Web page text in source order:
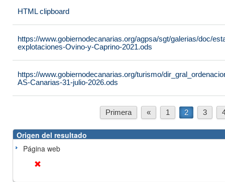
HTML clipboard
https://www.gobiernodecanarias.org/agpsa/sgt/galerias/doc/
explotaciones-Ovino-y-Caprino-2021.ods
https://www.gobiernodecanarias.org/turismo/
AS-Canarias-31-julio-2026.ods
Primera « 1 2 3
Origen del resultado
Página web